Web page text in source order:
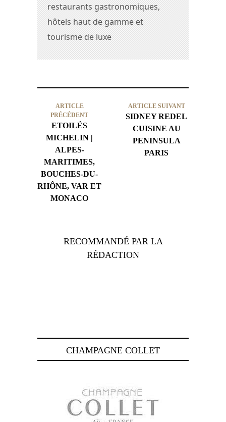
restaurants gastronomiques,
hôtels haut de gamme et
tourisme de luxe
ARTICLE
PRÉCÉDENT
ETOILÉS
MICHELIN |
ALPES-
MARITIMES,
BOUCHES-DU-
RHÔNE, VAR ET
MONACO
ARTICLE SUIVANT
SIDNEY REDEL
CUISINE AU
PENINSULA
PARIS
RECOMMANDÉ PAR LA
RÉDACTION
CHAMPAGNE COLLET